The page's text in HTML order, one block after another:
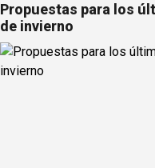
Propuestas para los
de invierno